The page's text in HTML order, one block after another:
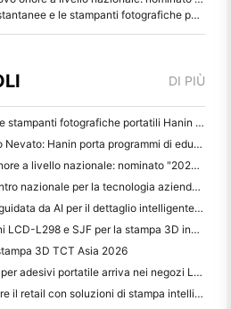
fotografiche portatili Hanin attirano forte interesse all'IEAE Shenzhen 2026
DI PIÙ
Le fotocamere istantanee e le stampanti fotografiche portatili Hanin attirano forte interesse all'IEAE Shenzhen 2026
Viaggio attraverso l'Altopiano Nevato: Hanin porta programmi di educazione fotografica ai bambini di Qamdo
Hanin guadagna un nuovo onore a livello nazionale: nominato "2026 Made in China · Trusted Brand by Consumers"
Hanin riconosciuto come Centro nazionale per la tecnologia aziendale per la leadership nell'innovazione
HPRT presenta la serie NEX guidata da AI per il dettaglio intelligente a CHINASHOP 2026
Hanin presenta le innovazioni LCD-L298 e SJF per la stampa 3D industriale a TCT Asia 2026
3D TCT Asia 2026
Hanin NEW1: una stampante per adesivi portatile arriva nei negozi LOFT del Giappone
Hanin al NRF 2026: potenziare il retail con soluzioni di stampa intelligenti per scenari completi